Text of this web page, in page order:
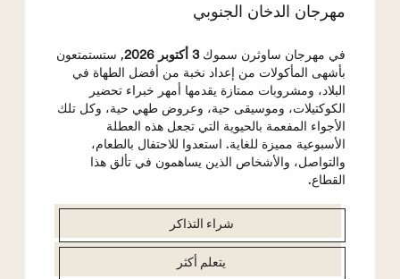
مهرجان الدخان الجنوبي
في مهرجان ساوثرن سموك3 أكتوبر 2026
, ستستمتعون
بأشهى المأكولات من إعداد نخبة من أفضل الطهاة في
البلاد، ومشروبات ممتازة يقدمها أمهر خبراء تحضير
الكوكتيلات، وموسيقى حية، وعروض طهي حية، وكل تلك
الأجواء المفعمة بالحيوية التي تجعل هذه العطلة
الأسبوعية مميزة للغاية. استعدوا للاحتفال بالطعام،
والتواصل، والأشخاص الذين يساهمون في تألق هذا
القطاع.
شراء التذاكر
يتعلم أكثر